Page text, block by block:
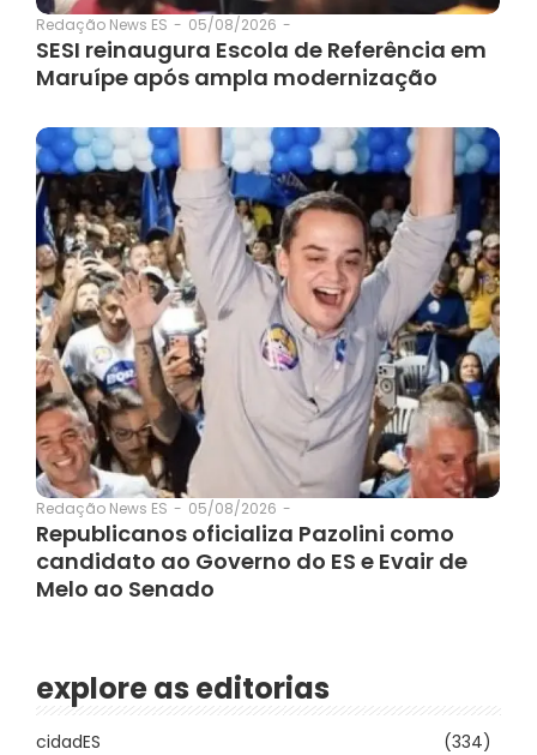
Redação News ES - 05/08/2026 -
SESI reinaugura Escola de Referência em
Maruípe após ampla modernização
Redação News ES - 05/08/2026 -
Republicanos oficializa Pazolini como
candidato ao Governo do ES e Evair de
Melo ao Senado
explore as editorias
cidadES
(334)